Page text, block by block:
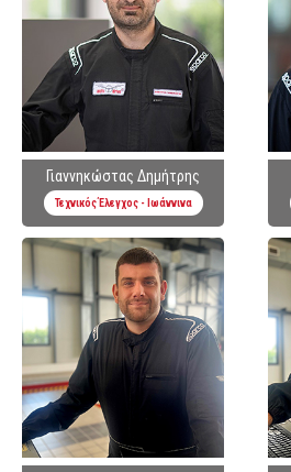
Γιαννηκώστας Δημήτρης
Τεχνικός Έλεγχος - Ιωάννινα